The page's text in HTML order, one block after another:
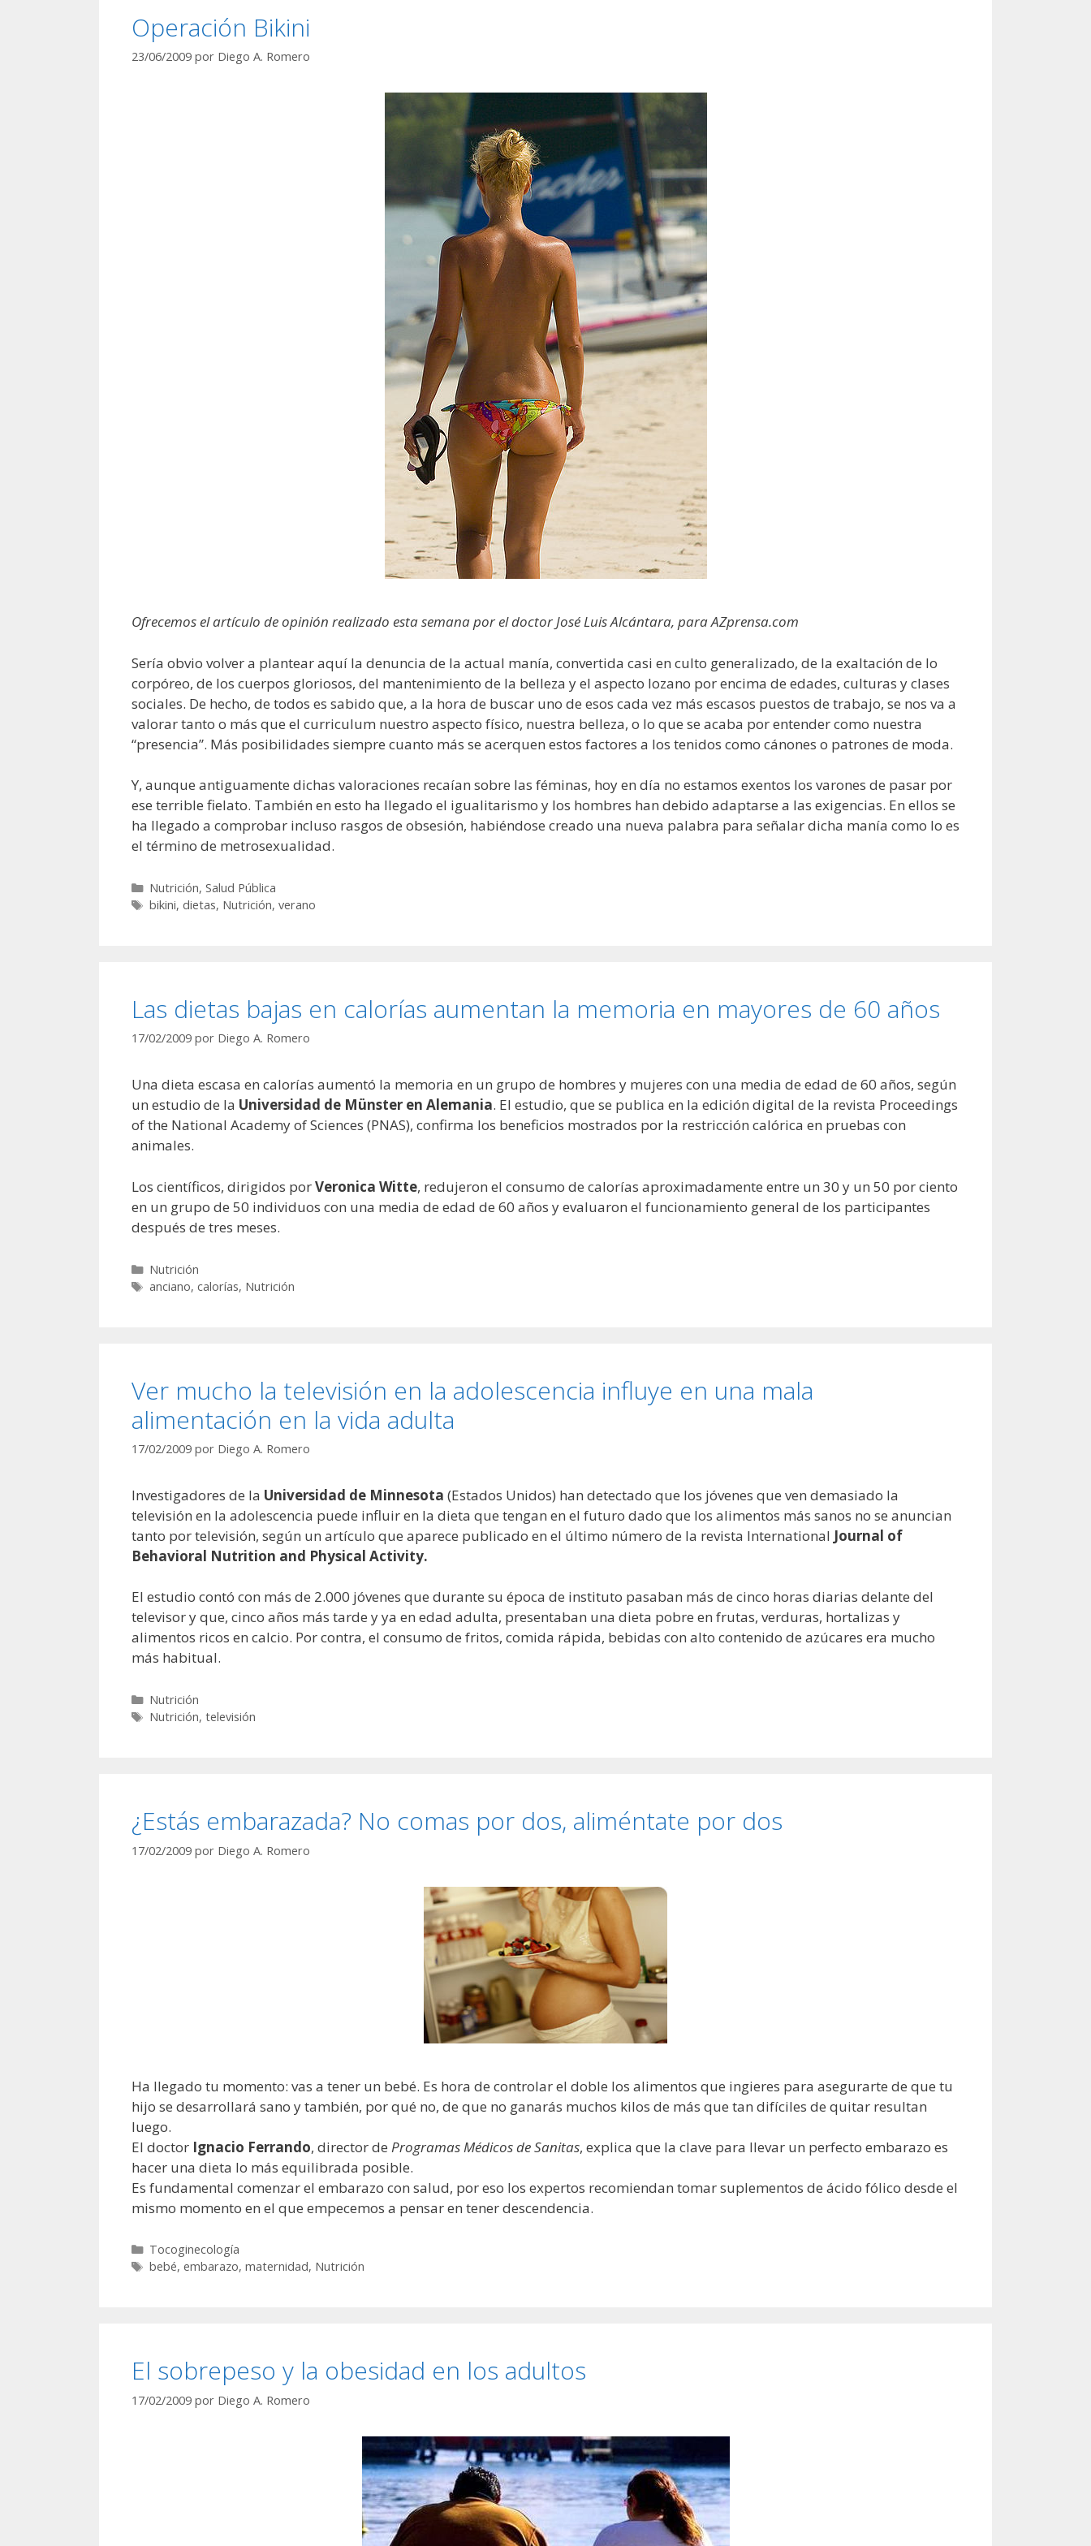
Operación Bikini
23/06/2009 por Diego A. Romero
Ofrecemos el artículo de opinión realizado esta semana por el doctor José Luis Alcántara, para AZprensa.com
Sería obvio volver a plantear aquí la denuncia de la actual manía, convertida casi en culto generalizado, de la exaltación de lo
corpóreo, de los cuerpos gloriosos, del mantenimiento de la belleza y el aspecto lozano por encima de edades, culturas y clases
sociales. De hecho, de todos es sabido que, a la hora de buscar uno de esos cada vez más escasos puestos de trabajo, se nos va a
valorar tanto o más que el curriculum nuestro aspecto físico, nuestra belleza, o lo que se acaba por entender como nuestra
“presencia”. Más posibilidades siempre cuanto más se acerquen estos factores a los tenidos como cánones o patrones de moda.
Y, aunque antiguamente dichas valoraciones recaían sobre las féminas, hoy en día no estamos exentos los varones de pasar por
ese terrible fielato. También en esto ha llegado el igualitarismo y los hombres han debido adaptarse a las exigencias. En ellos se
ha llegado a comprobar incluso rasgos de obsesión, habiéndose creado una nueva palabra para señalar dicha manía como lo es
el término de metrosexualidad.
Categorías
Nutrición, Salud Pública
Etiquetas
bikini, dietas, Nutrición, verano
Las dietas bajas en calorías aumentan la memoria en mayores de 60 años
17/02/2009 por Diego A. Romero
Una dieta escasa en calorías aumentó la memoria en un grupo de hombres y mujeres con una media de edad de 60 años, según
un estudio de la Universidad de Münster en Alemania. El estudio, que se publica en la edición digital de la revista Proceedings
of the National Academy of Sciences (PNAS), confirma los beneficios mostrados por la restricción calórica en pruebas con
animales.
Los científicos, dirigidos porVeronica Witte, redujeron el consumo de calorías aproximadamente entre un 30 y un 50 por ciento
en un grupo de 50 individuos con una media de edad de 60 años y evaluaron el funcionamiento general de los participantes
después de tres meses.
Categorías
Nutrición
Etiquetas
anciano, calorías, Nutrición
Ver mucho la televisión en la adolescencia influye en una mala
alimentación en la vida adulta
17/02/2009 por Diego A. Romero
Investigadores de la Universidad de Minnesota (Estados Unidos) han detectado que los jóvenes que ven demasiado la
televisión en la adolescencia puede influir en la dieta que tengan en el futuro dado que los alimentos más sanos no se anuncian
tanto por televisión, según un artículo que aparece publicado en el último número de la revista International Journal of
Behavioral Nutrition and Physical Activity.
El estudio contó con más de 2.000 jóvenes que durante su época de instituto pasaban más de cinco horas diarias delante del
televisor y que, cinco años más tarde y ya en edad adulta, presentaban una dieta pobre en frutas, verduras, hortalizas y
alimentos ricos en calcio. Por contra, el consumo de fritos, comida rápida, bebidas con alto contenido de azúcares era mucho
más habitual.
Categorías
Nutrición
Etiquetas
Nutrición, televisión
¿Estás embarazada? No comas por dos, aliméntate por dos
17/02/2009 por Diego A. Romero
Ha llegado tu momento: vas a tener un bebé. Es hora de controlar el doble los alimentos que ingieres para asegurarte de que tu
hijo se desarrollará sano y también, por qué no, de que no ganarás muchos kilos de más que tan difíciles de quitar resultan
luego.
El doctor Ignacio Ferrando, director de Programas Médicos de Sanitas, explica que la clave para llevar un perfecto embarazo es
hacer una dieta lo más equilibrada posible.
Es fundamental comenzar el embarazo con salud, por eso los expertos recomiendan tomar suplementos de ácido fólico desde el
mismo momento en el que empecemos a pensar en tener descendencia.
Categorías
Tocoginecología
Etiquetas
bebé, embarazo, maternidad, Nutrición
El sobrepeso y la obesidad en los adultos
17/02/2009 por Diego A. Romero